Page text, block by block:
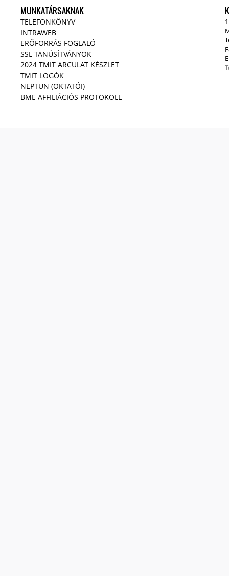
MUNKATÁRSAKNAK
TELEFONKÖNYV
INTRAWEB
ERŐFORRÁS FOGLALÓ
SSL TANÚSÍTVÁNYOK
2024 TMIT ARCULAT KÉSZLET
TMIT LOGÓK
NEPTUN (OKTATÓI)
BME AFFILIÁCIÓS PROTOKOLL